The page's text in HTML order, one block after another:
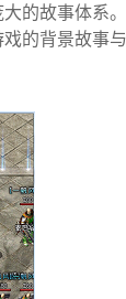
的故事体系
的背景故事